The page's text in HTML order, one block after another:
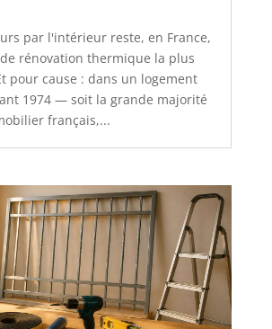
par l'intérieur reste, en France,
rénovation thermique la plus
pour cause : dans un logement
1974 — soit la grande majorité
français,...